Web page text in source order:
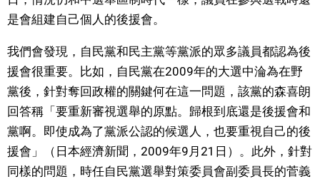
是會組建自己個人的後援會。
我們會發現，自民黨和民主黨等黨派的眾多議員都認為後
援會很重要。比如，自民黨在2009年的大選中淪為在野
黨後，針對奪回政權的關鍵何在這一問題，該黨的森喜朗
回答稱「要重新審視選舉的原點。歸根到底還是後援會和
黨啊。即使成為了黨派公認的候選人，也要重視自己的後
援會」（日本經濟新聞，2009年9月21日）。此外，針對
同樣的問題，時任自民黨選舉對策委員會副委員長的菅義